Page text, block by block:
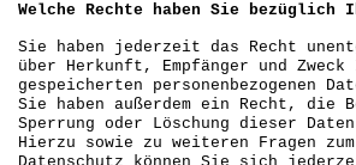
Welche Rechte haben Sie bezüglich
Sie haben jederzeit das Recht
über Herkunft, Empfänger und
gespeicherten personenbezogenen
Sie haben außerdem ein Recht, die
Sperrung oder Löschung dieser
Hierzu sowie zu weiteren Fragen zum